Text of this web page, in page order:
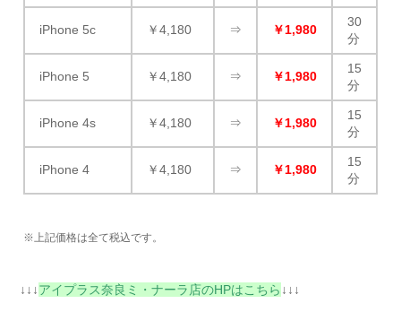
iPhone 5c ￥4,180 ⇒ ￥1,980
30
分
iPhone 5 ￥4,180 ⇒ ￥1,980
15
分
iPhone 4s ￥4,180 ⇒ ￥1,980
15
分
iPhone 4 ￥4,180 ⇒ ￥1,980
15
分
※上記価格は全て税込です。
↓↓↓アイプラス奈良ミ・ナーラ店のHPはこちら ↓↓↓